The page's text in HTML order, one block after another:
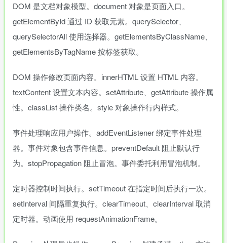
DOM 是文档对象模型。document 对象是页面入口。
getElementById 通过 ID 获取元素。querySelector、
querySelectorAll 使用选择器。getElementsByClassName、
getElementsByTagName 按标签获取。
DOM 操作修改页面内容。innerHTML 设置 HTML 内容。
textContent 设置文本内容。setAttribute、getAttribute 操作属
性。classList 操作类名。style 对象操作行内样式。
事件处理响应用户操作。addEventListener 绑定事件处理
器。事件对象包含事件信息。preventDefault 阻止默认行
为。stopPropagation 阻止冒泡。事件委托利用冒泡机制。
定时器控制时间执行。setTimeout 在指定时间后执行一次。
setInterval 间隔重复执行。clearTimeout、clearInterval 取消
定时器。动画使用 requestAnimationFrame。